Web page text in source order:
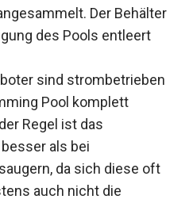
Der Behälter
des Pools entleert
sind strombetrieben
Pool komplett
Regel ist das
als bei
da sich diese oft
auch nicht die